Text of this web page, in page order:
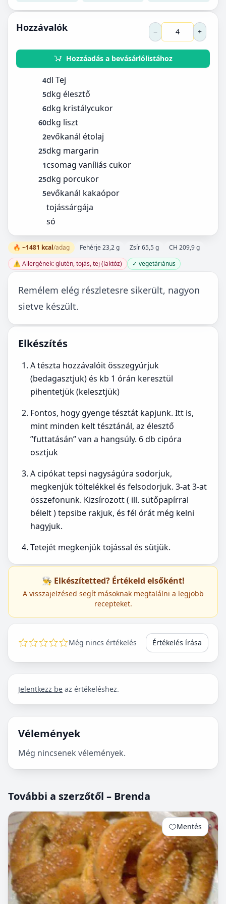
Hozzávalók − +
Hozzáadás a bevásárlólistához
4dl Tej
5dkg élesztő
6dkg kristálycukor
60dkg liszt
2evőkanál étolaj
25dkg margarin
1csomag vaníliás cukor
25dkg porcukor
5evőkanál kakaópor
tojássárgája
só
🔥 ~1481 kcal/adag Fehérje 23,2 g Zsír 65,5 g
CH 209,9 g
⚠️ Allergének: glutén, tojás, tej (laktóz)
✓ vegetáriánus
Remélem elég részletesre sikerült, nagyon
sietve készült.
Elkészítés
A tészta hozzávalóit összegyúrjuk
(bedagasztjuk) és kb 1 órán keresztül
pihentetjük (kelesztjük)
Fontos, hogy gyenge tésztát kapjunk. Itt is,
mint minden kelt tésztánál, az élesztő
”futtatásán” van a hangsúly. 6 db cipóra
osztjuk
A cipókat tepsi nagyságúra sodorjuk,
megkenjük töltelékkel és felsodorjuk. 3-at 3-at
összefonunk. Kizsírozott ( ill. sütőpapírral
bélelt ) tepsibe rakjuk, és fél órát még kelni
hagyjuk.
Tetejét megkenjük tojással és sütjük.
👨‍🍳 Elkészítetted? Értékeld elsőként!
A visszajelzésed segít másoknak megtalálni a legjobb
recepteket.
Még nincs értékelés Értékelés írása
Jelentkezz be az értékeléshez.
Vélemények
Még nincsenek vélemények.
További a szerzőtől – Brenda
Mentés 0